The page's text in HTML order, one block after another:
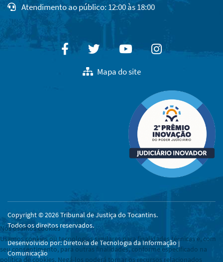
Atendimento ao público: 12:00 às 18:00
FacebookTwitterYoutubeInstagram
Mapa do site
Copyright © 2026 Tribunal de Justiça do Tocantins.
Todos os direitos reservados.
Desenvolvido por: Diretoria de Tecnologia da Informação |
Comunicação
Nós usamos cookies
Usamos cookies ou tecnologias similares para finalidades técnicas e, com
seu consentimento, para outras finalidades, conforme especificado na
política de cookies. Negá-los poderá tornar os recursos relacionados